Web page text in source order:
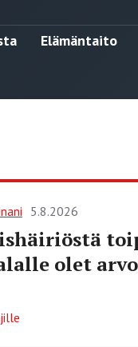
Elämäntaito
5.8.2026
olet